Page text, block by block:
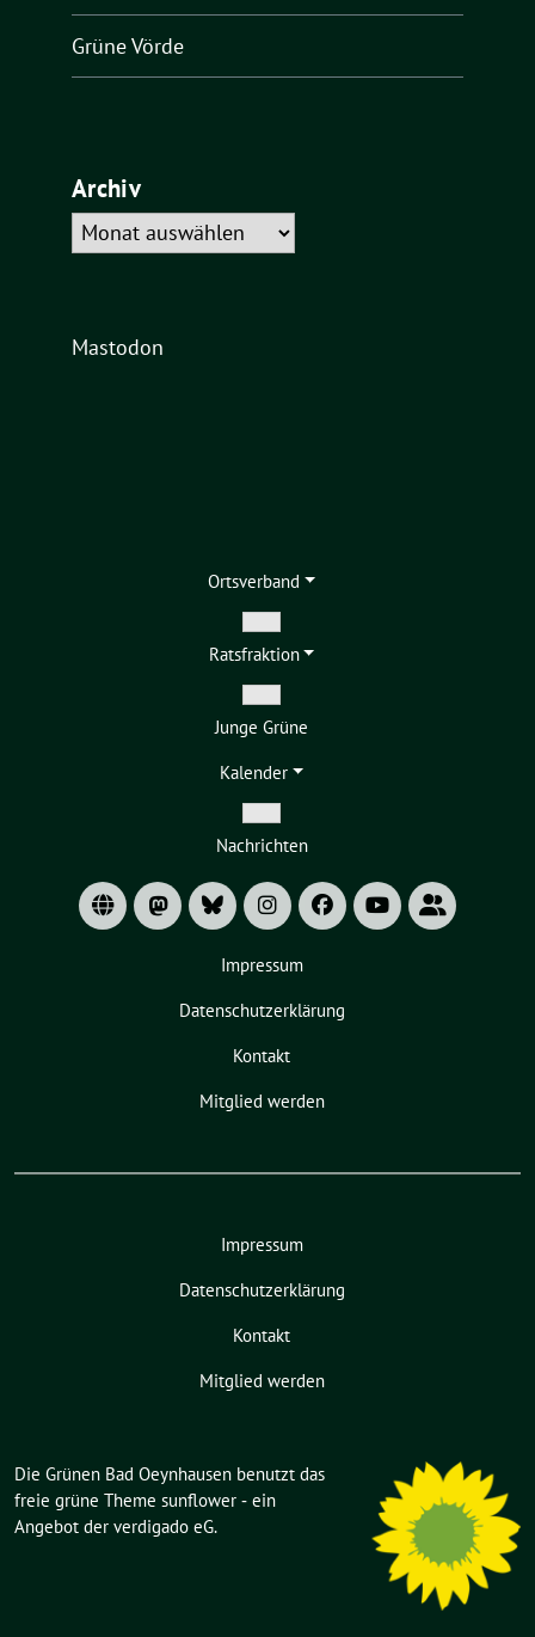
Grüne Vörde
Archiv
Archiv
Mastodon
Ortsverband
Zeige
Untermenü
Ratsfraktion
Zeige
Untermenü
Junge Grüne
Kalender
Zeige
Untermenü
Nachrichten
Impressum
Datenschutzerklärung
Kontakt
Mitglied werden
Impressum
Datenschutzerklärung
Kontakt
Mitglied werden
Die Grünen Bad Oeynhausen benutzt das
freie grüne Theme sunflower ‐ ein
Angebot der verdigado eG.